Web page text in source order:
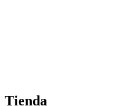
Tienda